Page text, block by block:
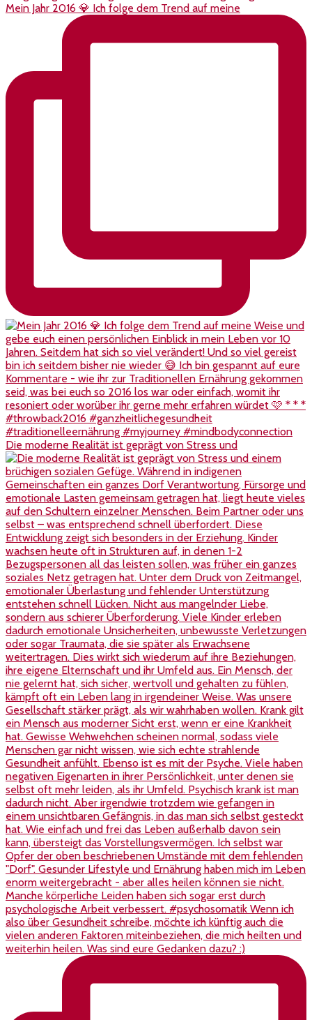
Mein Jahr 2016 💎 Ich folge dem Trend auf meine
Die moderne Realität ist geprägt von Stress und